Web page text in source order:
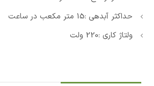
حداکثر آبدهی :15 متر مکعب در ساعت
ولتاژ کاری :220 ولت